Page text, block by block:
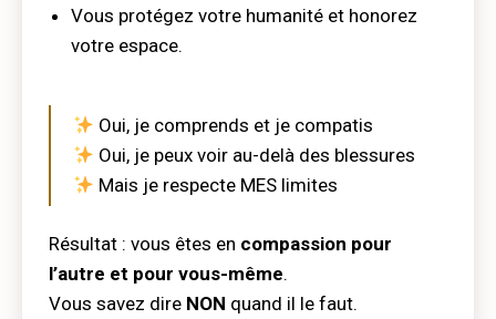
Vous protégez votre humanité et honorez
votre espace.
Oui, je comprends et je compatis
Oui, je peux voir au-delà des blessures
Mais je respecte MES limites
Résultat : vous êtes en compassion pour
l’autre et pour vous-même.
Vous savez dire NON quand il le faut.